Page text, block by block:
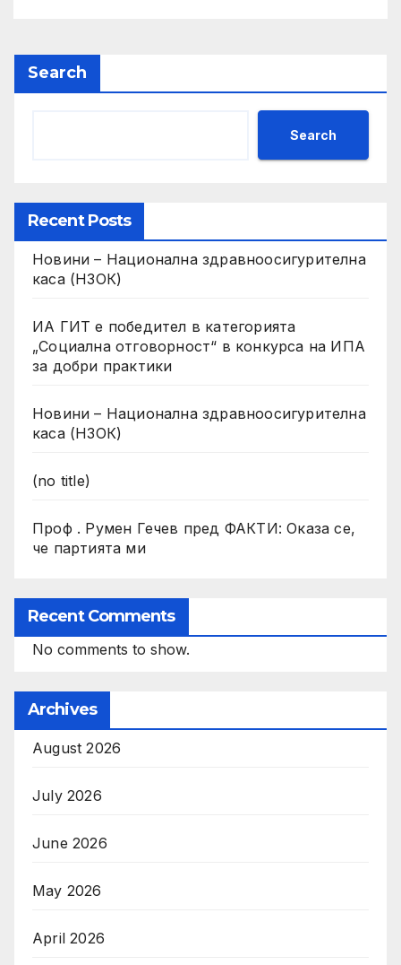
Search
Search
Recent Posts
Новини – Национална здравноосигурителна
каса (НЗОК)
ИА ГИТ е победител в категорията
„Социална отговорност“ в конкурса на ИПА
за добри практики
Новини – Национална здравноосигурителна
каса (НЗОК)
(no title)
Проф . Румен Гечев пред ФАКТИ: Оказа се,
че партията ми
Recent Comments
No comments to show.
Archives
August 2026
July 2026
June 2026
May 2026
April 2026